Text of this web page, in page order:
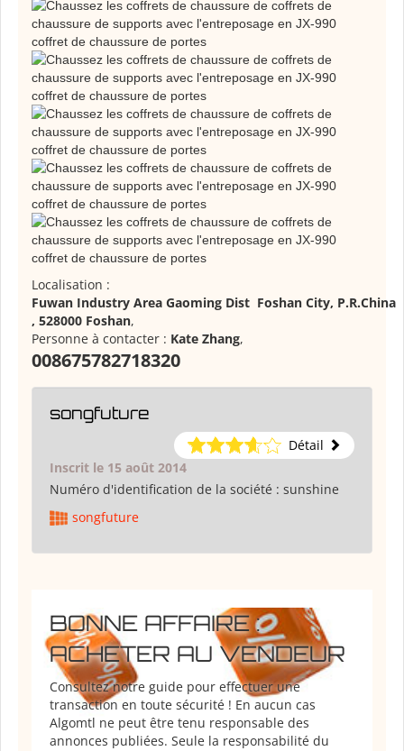
Localisation :
Fuwan Industry Area Gaoming Dist Foshan City, P.R.China
, 528000 Foshan,
Personne à contacter : Kate Zhang,
008675782718320
songfuture
Détail
Inscrit le 15 août 2014
Numéro d'identification de la société : sunshine
songfuture
BONNE AFFAIRE :
ACHETER AU VENDEUR
Consultez notre guide pour effectuer une
transaction en toute sécurité ! En aucun cas
Algomtl ne peut être tenu responsable des
annonces publiées. Seule la responsabilité du